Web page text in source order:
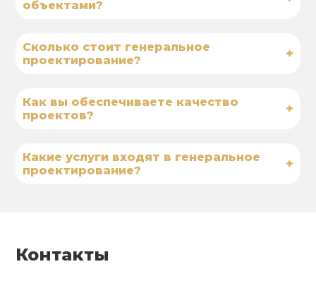
объектами?
Сколько стоит генеральное
проектирование?
+
Как вы обеспечиваете качество
проектов?
+
Какие услуги входят в генеральное
проектирование?
+
Контакты